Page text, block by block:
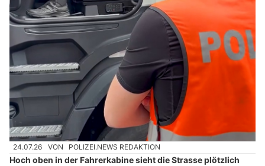
24.07.26 VON POLIZEI.NEWS REDAKTION
Hoch oben in der Fahrerkabine sieht die Strasse plötzlich